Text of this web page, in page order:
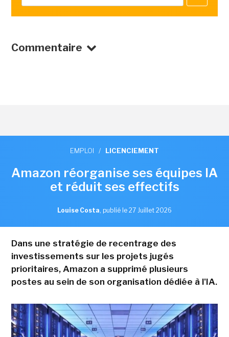
Commentaire
EMPLOI / LICENCIEMENT
Amazon réorganise ses équipes IA
et réduit ses effectifs
Louise Costa, publié le 27 Juillet 2026
Dans une stratégie de recentrage des
investissements sur les projets jugés
prioritaires, Amazon a supprimé plusieurs
postes au sein de son organisation dédiée à l'IA.